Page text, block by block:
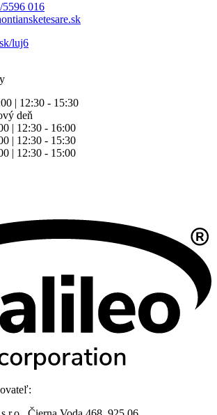
016
luj6
| 12:30 - 15:30
deň
| 12:30 - 16:00
| 12:30 - 15:30
| 12:30 - 15:00